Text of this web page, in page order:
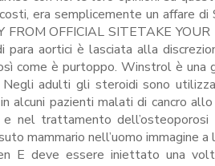
era semplicemente un affare di
OFFICIAL SITETAKE YOUR
para aortici è lasciata alla
come è purtoppo. Winstrol è una
adulti gli steroidi sono
alcuni pazienti malati di cancro
nel trattamento dell’osteoporosi
mammario nell’uomo immagine a
E deve essere iniettato una